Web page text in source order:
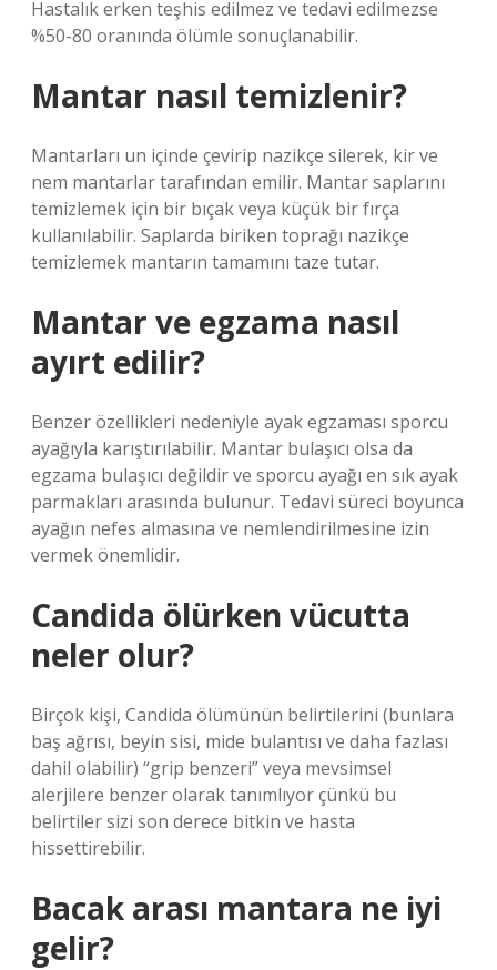
Hastalık erken teşhis edilmez ve tedavi edilmezse
%50-80 oranında ölümle sonuçlanabilir.
Mantar nasıl temizlenir?
Mantarları un içinde çevirip nazikçe silerek, kir ve
nem mantarlar tarafından emilir. Mantar saplarını
temizlemek için bir bıçak veya küçük bir fırça
kullanılabilir. Saplarda biriken toprağı nazikçe
temizlemek mantarın tamamını taze tutar.
Mantar ve egzama nasıl
ayırt edilir?
Benzer özellikleri nedeniyle ayak egzaması sporcu
ayağıyla karıştırılabilir. Mantar bulaşıcı olsa da
egzama bulaşıcı değildir ve sporcu ayağı en sık ayak
parmakları arasında bulunur. Tedavi süreci boyunca
ayağın nefes almasına ve nemlendirilmesine izin
vermek önemlidir.
Candida ölürken vücutta
neler olur?
Birçok kişi, Candida ölümünün belirtilerini (bunlara
baş ağrısı, beyin sisi, mide bulantısı ve daha fazlası
dahil olabilir) “grip benzeri” veya mevsimsel
alerjilere benzer olarak tanımlıyor çünkü bu
belirtiler sizi son derece bitkin ve hasta
hissettirebilir.
Bacak arası mantara ne iyi
gelir?